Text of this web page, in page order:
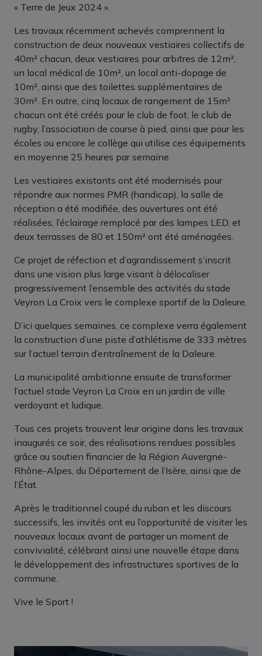
« Terre de Jeux 2024 ».
Les travaux récemment achevés comprennent la
construction de deux nouveaux vestiaires collectifs de
40m² chacun, deux vestiaires pour arbitres de 12m²,
un local médical de 10m², un local anti-dopage de
10m², ainsi que des toilettes supplémentaires de
30m². En outre, cinq locaux de rangement de 15m²
chacun ont été créés pour le club de foot, le club de
rugby, l’association de course à pied, ainsi que pour les
écoles ou encore le collège qui utilise ces équipements
en moyenne 25 heures par semaine.
Les vestiaires existants ont été modernisés pour
répondre aux normes PMR (handicap), la salle de
réception a été modifiée, des ouvertures ont été
réalisées, l’éclairage remplacé par des lampes LED, et
deux terrasses de 80 et 150m² ont été aménagées.
Ce projet de réfection et d’agrandissement s’inscrit
dans une vision plus large visant à délocaliser
progressivement l’ensemble des activités du stade
Veyron La Croix vers le complexe sportif de la Daleure.
D’ici quelques semaines, ce complexe verra également
la construction d’une piste d’athlétisme de 333 mètres
sur l’actuel terrain d’entraînement de la Daleure.
La municipalité ambitionne ensuite de transformer
l’actuel stade Veyron La Croix en un jardin de ville
verdoyant et ludique.
Tous ces projets trouvent leur origine dans les travaux
inaugurés ce soir, des réalisations rendues possibles
grâce au soutien financier de la Région Auvergne-
Rhône-Alpes, du Département de l’Isère, ainsi que de
l’État.
Après le traditionnel coupé du ruban et les discours
successifs, les invités ont eu l’opportunité de visiter les
nouveaux locaux avant de partager un moment de
convivialité, célébrant ainsi une nouvelle étape dans
le développement des infrastructures sportives de la
commune.
Vive le Sport !